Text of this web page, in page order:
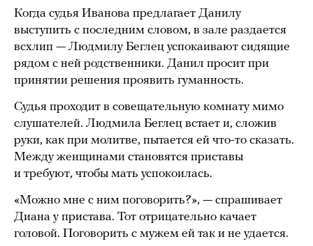
Когда судья Иванова предлагает Данилу
выступить с последним словом, в зале раздается
всхлип — Людмилу Беглец успокаивают сидящие
рядом с ней родственники. Данил просит при
принятии решения проявить гуманность.
Судья проходит в совещательную комнату мимо
слушателей. Людмила Беглец встает и, сложив
руки, как при молитве, пытается ей что-то сказать.
Между женщинами становятся приставы
и требуют, чтобы мать успокоилась.
«Можно мне с ним поговорить?», — спрашивает
Диана у пристава. Тот отрицательно качает
головой. Поговорить с мужем ей так и не удается.